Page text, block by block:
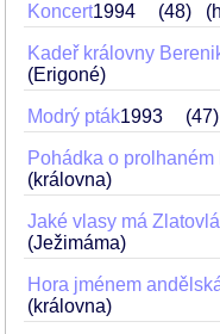
Koncert1994 48
Kadeř královny
(Erigoné)
Modrý pták1993 47
Pohádka o prolhaném
(královna)
Jaké vlasy má
(Ježimáma)
Hora jménem
(královna)